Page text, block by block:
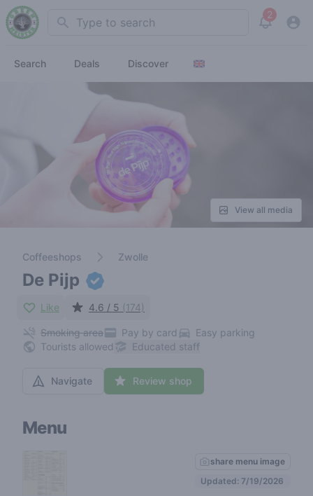
Search 2
View
Search Deals Discover
View all media
Coffeeshops Zwolle
De Pijp
Like 4.6 / 5 (174)
Smoking area Pay by card
Easy parking
Tourists allowed
Educated staff
Navigate Review shop
Menu
share menu image
Updated: 7/19/2026